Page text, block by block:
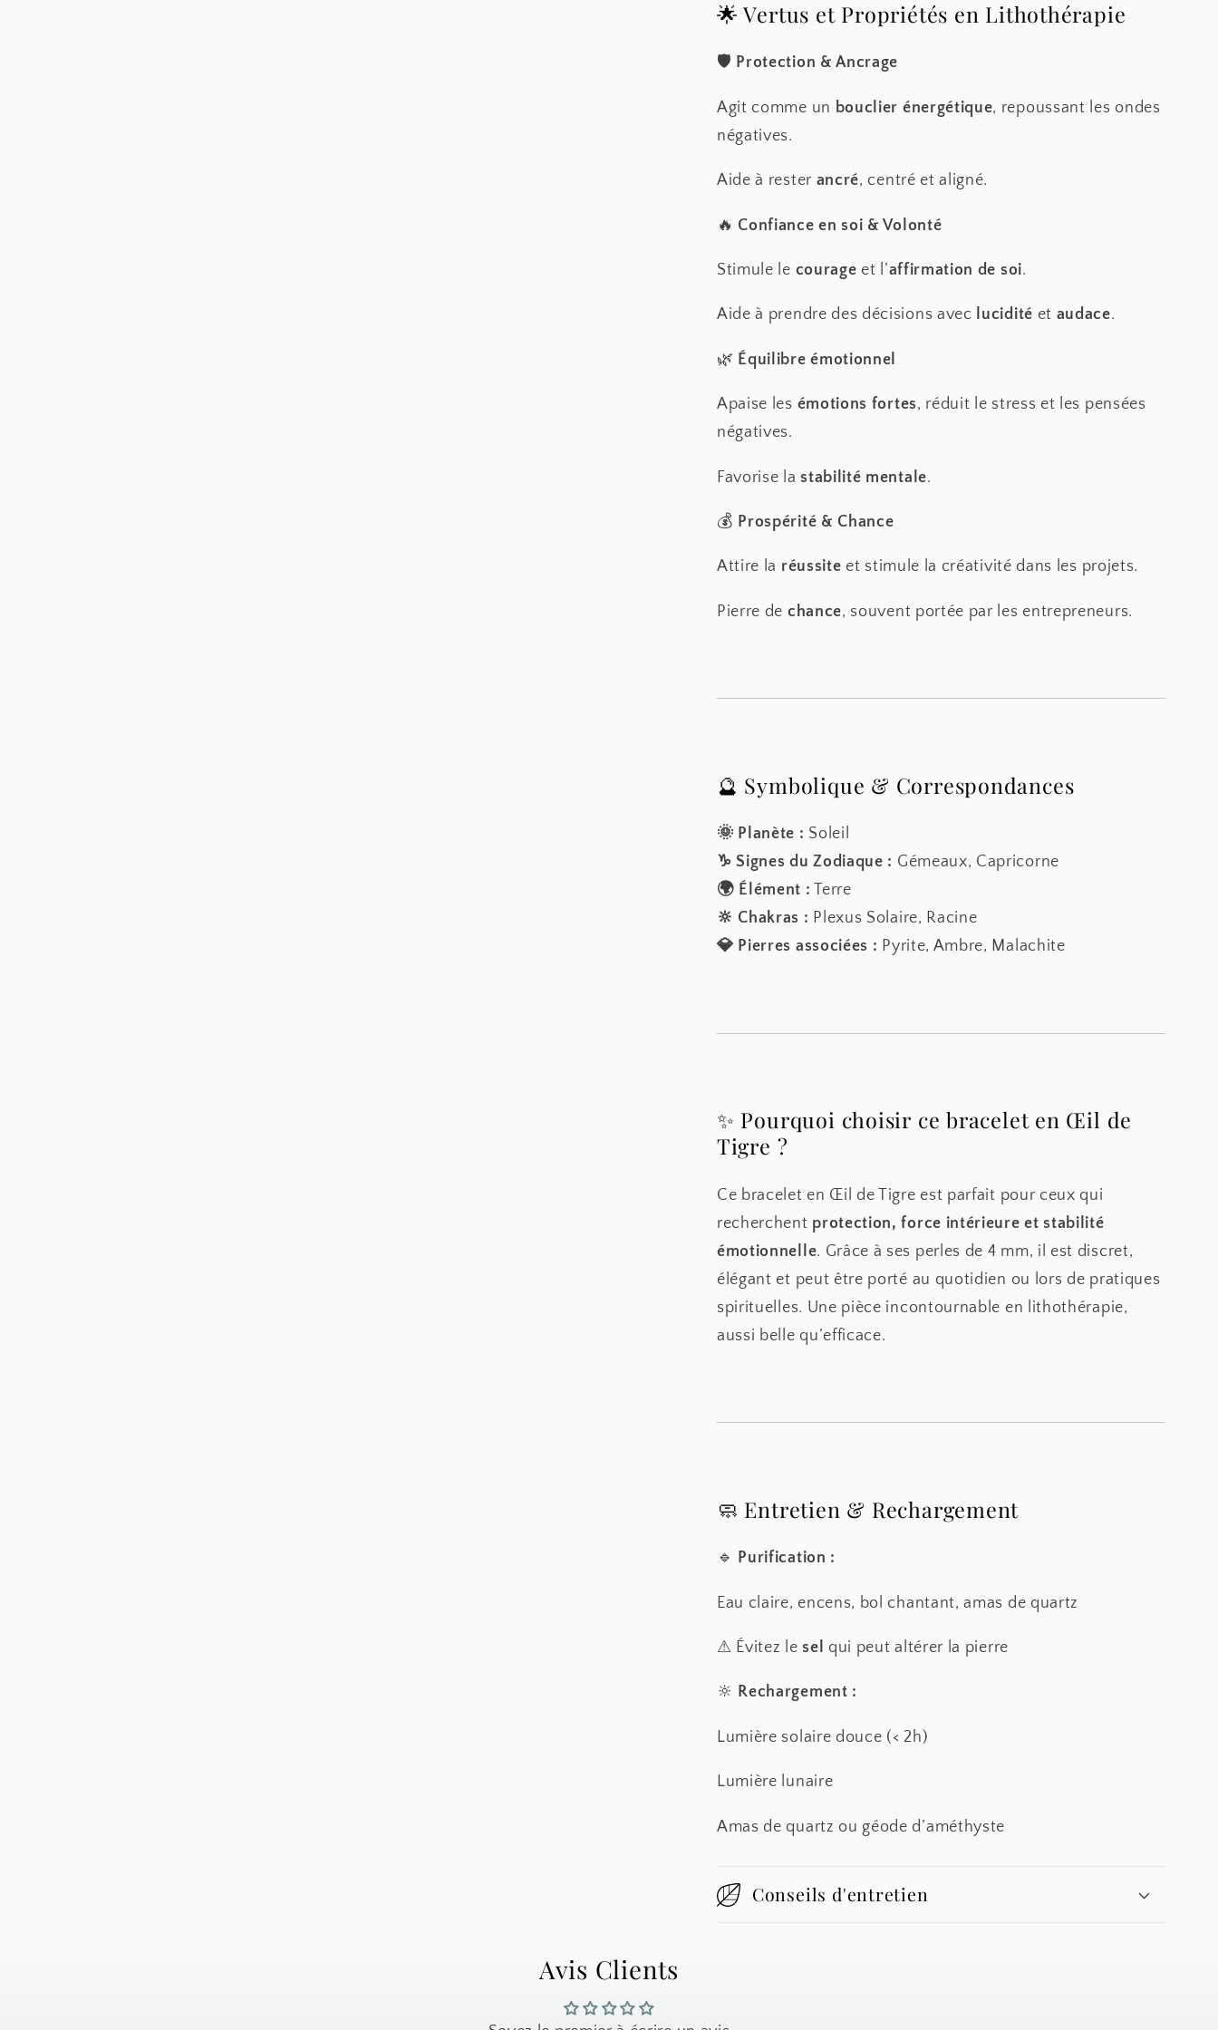
🌟 Vertus et Propriétés en Lithothérapie
🛡 Protection & Ancrage
Agit comme un bouclier énergétique, repoussant les ondes
négatives.
Aide à rester ancré, centré et aligné.
🔥 Confiance en soi & Volonté
Stimule le courage et l’affirmation de soi.
Aide à prendre des décisions avec lucidité et audace.
🌿 Équilibre émotionnel
Apaise les émotions fortes, réduit le stress et les pensées
négatives.
Favorise lastabilité mentale.
💰 Prospérité & Chance
Attire la réussite et stimule la créativité dans les projets.
Pierre de chance, souvent portée par les entrepreneurs.
🔮 Symbolique & Correspondances
🌞 Planète : Soleil
♑ Signes du Zodiaque : Gémeaux, Capricorne
🌍 Élément : Terre
🔆 Chakras : Plexus Solaire, Racine
💎 Pierres associées : Pyrite, Ambre, Malachite
✨ Pourquoi choisir ce bracelet en Œil de
Tigre ?
Ce bracelet en Œil de Tigre est parfait pour ceux qui
recherchent protection, force intérieure et stabilité
émotionnelle. Grâce à ses perles de 4 mm, il est discret,
élégant et peut être porté au quotidien ou lors de pratiques
spirituelles. Une pièce incontournable en lithothérapie,
aussi belle qu’efficace.
🧼 Entretien & Rechargement
🔹 Purification :
Eau claire, encens, bol chantant, amas de quartz
⚠ Évitez lesel qui peut altérer la pierre
🔆 Rechargement :
Lumière solaire douce (< 2h)
Lumière lunaire
Amas de quartz ou géode d’améthyste
Conseils d'entretien
Avis Clients